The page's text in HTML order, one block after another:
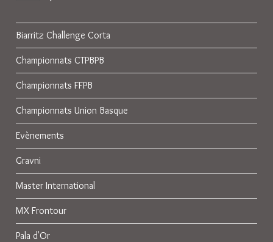
Biarritz Challenge Corta
Championnats CTPBPB
Championnats FFPB
Championnats Union Basque
Evènements
Gravni
Master International
MX Frontour
Pala d'Or